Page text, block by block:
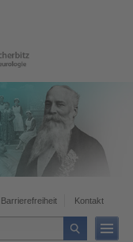
Barrierefreiheit Kontakt